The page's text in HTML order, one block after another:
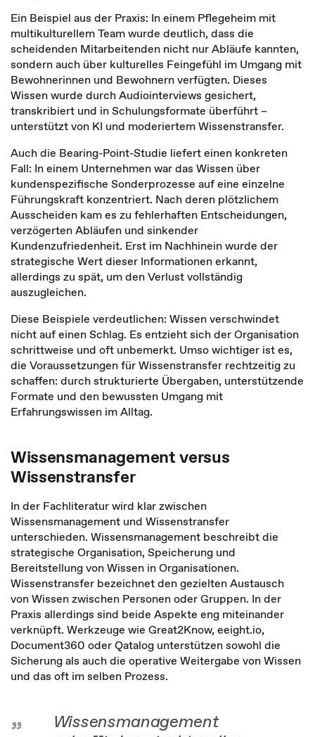
Ein Beispiel aus der Praxis: In einem Pflegeheim mit
multikulturellem Team wurde deutlich, dass die
scheidenden Mitarbeitenden nicht nur Abläufe kannten,
sondern auch über kulturelles Feingefühl im Umgang mit
Bewohnerinnen und Bewohnern verfügten. Dieses
Wissen wurde durch Audiointerviews gesichert,
transkribiert und in Schulungsformate überführt –
unterstützt von KI und moderiertem Wissenstransfer.
Auch die Bearing-Point-Studie liefert einen konkreten
Fall: In einem Unternehmen war das Wissen über
kundenspezifische Sonderprozesse auf eine einzelne
Führungskraft konzentriert. Nach deren plötzlichem
Ausscheiden kam es zu fehlerhaften Entscheidungen,
verzögerten Abläufen und sinkender
Kundenzufriedenheit. Erst im Nachhinein wurde der
strategische Wert dieser Informationen erkannt,
allerdings zu spät, um den Verlust vollständig
auszugleichen.
Diese Beispiele verdeutlichen: Wissen verschwindet
nicht auf einen Schlag. Es entzieht sich der Organisation
schrittweise und oft unbemerkt. Umso wichtiger ist es,
die Voraussetzungen für Wissenstransfer rechtzeitig zu
schaffen: durch strukturierte Übergaben, unterstützende
Formate und den bewussten Umgang mit
Erfahrungswissen im Alltag.
Wissensmanagement versus
Wissenstransfer
In der Fachliteratur wird klar zwischen
Wissensmanagement und Wissenstransfer
unterschieden. Wissensmanagement beschreibt die
strategische Organisation, Speicherung und
Bereitstellung von Wissen in Organisationen.
Wissenstransfer bezeichnet den gezielten Austausch
von Wissen zwischen Personen oder Gruppen. In der
Praxis allerdings sind beide Aspekte eng miteinander
verknüpft. Werkzeuge wie Great2Know, eeight.io,
Document360 oder Qatalog unterstützen sowohl die
Sicherung als auch die operative Weitergabe von Wissen
und das oft im selben Prozess.
Wissens­management